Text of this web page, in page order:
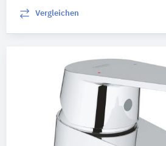
Vergleichen